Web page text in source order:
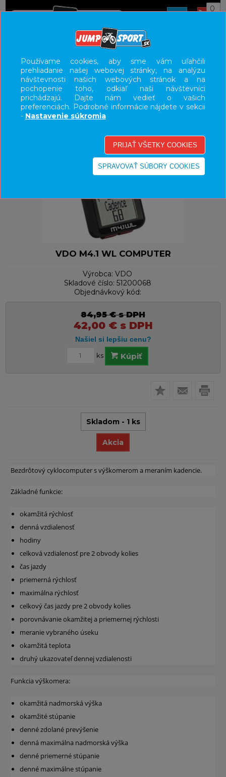
0
UŽÍVATEĽSKÝ PANEL
KATEGÓRIE
HLAVNÉ MENU
-51%
VDO M4.1 WL COMPUTER
Výrobca: VDO
Skladové číslo: 51200068
Objednávkový kód:
84,95 €s DPH
42,00 €s DPH
ks Kúpiť
Skladom - 1 ks
Akcia
Bezdrôtový cyklocomputer s výškomerom a meraním kadencie.
Základné funkcie:
okamžitá rýchlosť
denná vzdialenosť
hodiny
celková vzdialenosť pre 2 obvody kolies
čas jazdy
priemerná rýchlosť
maximálna rýchlosť
celkový čas jazdy pre 2 obvody kolies
porovnávanie okamžitej a priemernej rýchlosti
meranie vybraného úseku
okamžitá teplota
druhý ukazovateľ dennej vzdialenosti
Funkcia výškomera:
okamžitá nadmorská výška
okamžité stúpanie
denné zdolané prevýšenie
denná maximálna nadmorská výška
denné priemerné stúpanie
denné maximálne stúpanie
Používame cookies, aby sme vám uľahčili
prehliadanie našej webovej stránky, na analýzu
návštevnosti našich webových stránok a na
pochopenie toho, odkiaľ naši návštevníci
prichádzajú. Dajte nám vedieť o vašich
preferenciách. Podrobné informácie nájdete v sekcii
- Nastavenie súkromia